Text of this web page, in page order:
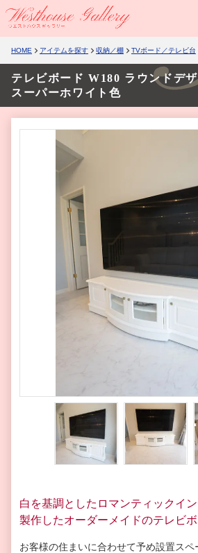
HOME アイテムを探す 収納／棚 TVボード／テレビ台
テレビボード W180 ラウンドデ
スーパーホワイト色
白を基調としたロマンティックイ
製作したオーダーメイドのテレビ
お客様の住まいに合わせて予め設置ス